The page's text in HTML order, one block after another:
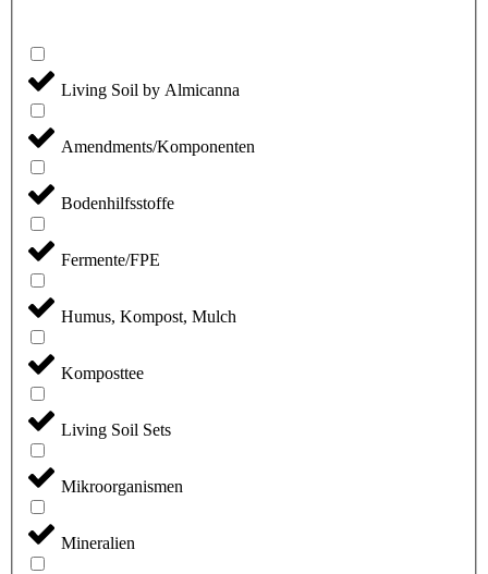
Living Soil by Almicanna
Amendments/Komponenten
Bodenhilfsstoffe
Fermente/FPE
Humus, Kompost, Mulch
Komposttee
Living Soil Sets
Mikroorganismen
Mineralien